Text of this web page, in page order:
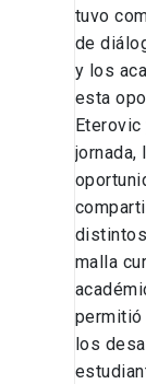
tuvo
de
y los
esta
malla
permitió
los